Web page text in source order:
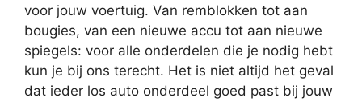
voor jouw voertuig. Van remblokken tot aan
bougies, van een nieuwe accu tot aan nieuwe
spiegels: voor alle onderdelen die je nodig hebt
kun je bij ons terecht. Het is niet altijd het geval
dat ieder los auto onderdeel goed past bij jouw